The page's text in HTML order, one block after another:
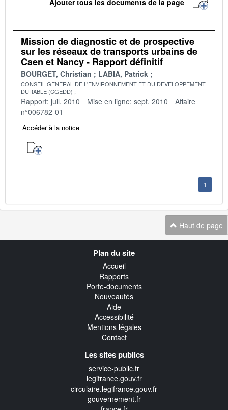
Ajouter tous les documents de la page
Mission de diagnostic et de prospective
sur les réseaux de transports urbains de
Caen et Nancy - Rapport définitif
BOURGET, Christian LABIA, Patrick
CONSEIL GENERAL DE L'ENVIRONNEMENT ET DU DEVELOPPEMENT
DURABLE (CGEDD)
Rapport: juil. 2010 Mise en ligne: sept. 2010
Affaire
n°006782-01
Accéder à la notice
1
Haut de page
Plan du site
Accueil
Rapports
Porte-documents
Nouveautés
Aide
Accessibilité
Mentions légales
Contact
Les sites publics
service-public.fr
legifrance.gouv.fr
circulaire.legifrance.gouv.fr
gouvernement.fr